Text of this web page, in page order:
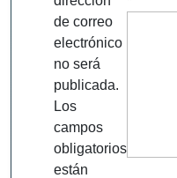
de correo
electrónico
no será
publicada.
Los
campos
obligatorios
están